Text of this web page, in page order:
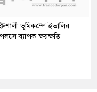
ভূমিকম্পে ইতালির
ব্যাপক ক্ষয়ক্ষতি